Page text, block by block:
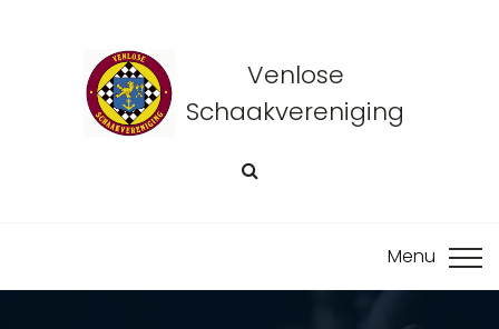
Venlose
Schaakvereniging